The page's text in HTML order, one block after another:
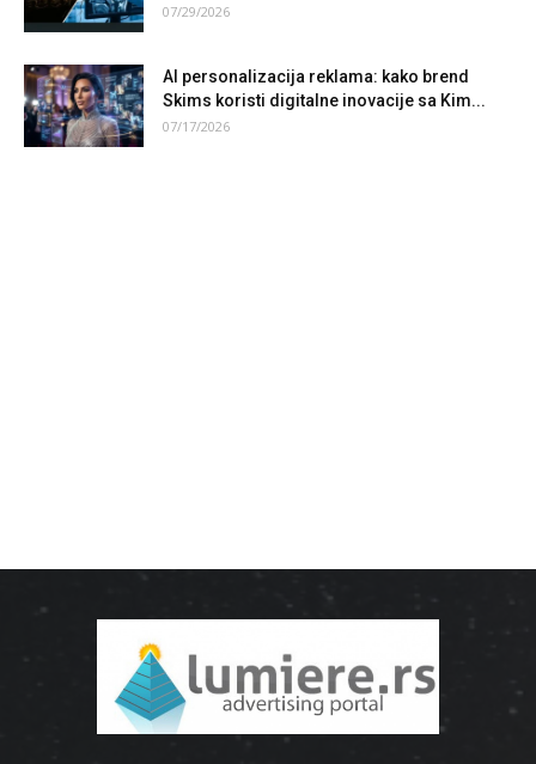
07/29/2026
AI personalizacija reklama: kako brend
Skims koristi digitalne inovacije sa Kim...
07/17/2026